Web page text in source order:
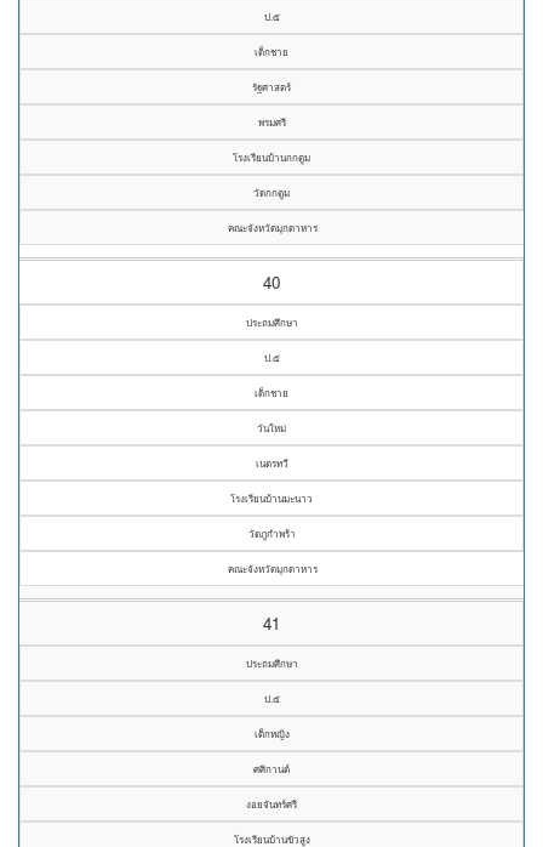
ป.๕
เด็กชาย
รัฐศาสตร์
พรมศรี
โรงเรียนบ้านกกตูม
วัดกกตูม
คณะจังหวัดมุกดาหาร
40
ประถมศึกษา
ป.๕
เด็กชาย
วันใหม่
เนตรทวี
โรงเรียนบ้านมะนาว
วัดภูกำพร้า
คณะจังหวัดมุกดาหาร
41
ประถมศึกษา
ป.๕
เด็กหญิง
ศศิกานต์
งอยจันทร์ศรี
โรงเรียนบ้านขัวสูง